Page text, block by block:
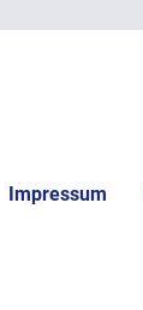
Impressum